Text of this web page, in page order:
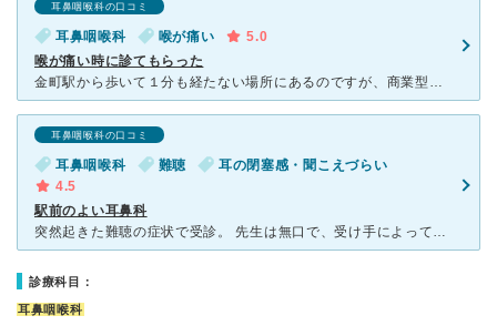
耳鼻咽喉科の口コミ
耳鼻咽喉科 喉が痛い
5.0
喉が痛い時に診てもらった
金町駅から歩いて１分も経たない場所にあるのですが、商業型複合施設で上はマンションになっているので少し分かりづらいところにあります。 そのため初めて行く時には予め場所をよく確認しておく必要があります。
耳鼻咽喉科の口コミ
耳鼻咽喉科 難聴
耳の閉塞感・聞こえづらい
4.5
駅前のよい耳鼻科
突然起きた難聴の症状で受診。 先生は無口で、受け手によってはぶっきらぼうに映ることもあるかもしれません。 しかし診断は的確で、必要な情報はメモに書いて渡してくれました。 初めての症状で混乱してい
診療科目：
耳鼻咽喉科